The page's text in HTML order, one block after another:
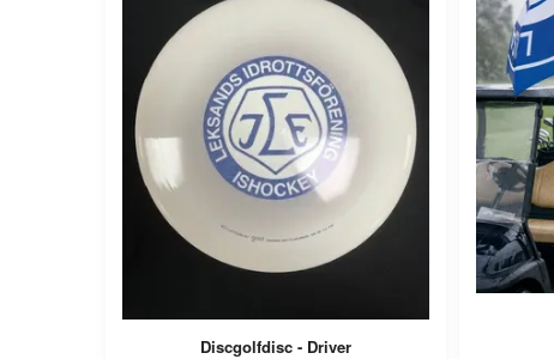
Discgolfdisc - Driver